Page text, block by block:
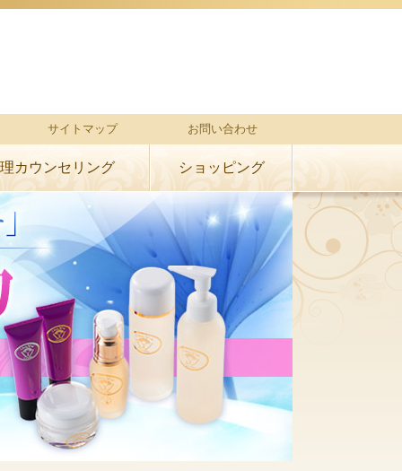
サイトマップ お問い合わせ
カウンセリング ショッピング